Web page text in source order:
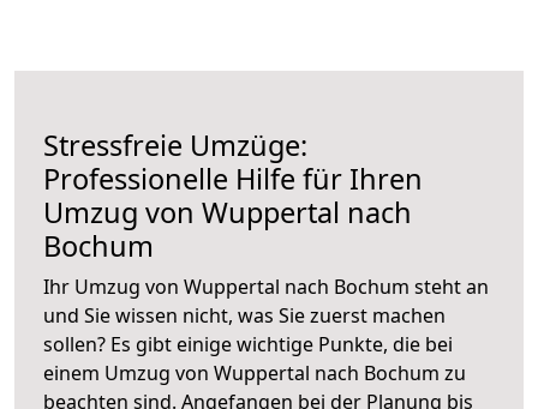
Stressfreie Umzüge:
Professionelle Hilfe für Ihren
Umzug von Wuppertal nach
Bochum
Ihr Umzug von Wuppertal nach Bochum steht an
und Sie wissen nicht, was Sie zuerst machen
sollen? Es gibt einige wichtige Punkte, die bei
einem Umzug von Wuppertal nach Bochum zu
beachten sind. Angefangen bei der Planung bis